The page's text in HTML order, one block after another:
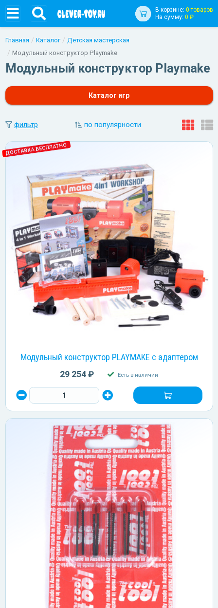
В корзине: 0 товаров
На сумму: 0 ₽
Главная Каталог
Детская мастерская
Модульный конструктор Playmake
Модульный конструктор Playmake
Каталог игр
фильтр по популярности
ДОСТАВКА БЕСПЛАТНО
Модульный конструктор PLAYMAKE с адаптером
29 254 ₽ Есть в наличии